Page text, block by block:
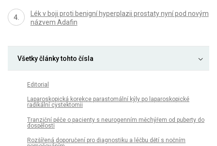
Lék v boji proti benigní hyperplazii prostaty nyní pod novým
názvem Adafin
Všetky články tohto čísla
Editorial
Laparoskopická korekce parastomální kýly po laparoskopické
radikální cystektomii
Tranziční péče o pacienty s neurogenním měchýřem od puberty do
dospělosti
Rozšířená doporučení pro diagnostiku a léčbu dětí s nočním